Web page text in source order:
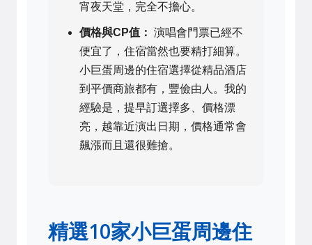
宵夜天堂，完全不擔心。
價格與CP值： 演唱會門票已經不
便宜了，住宿當然也要精打細算。
小巨蛋周邊的住宿選擇從精品酒店
到平價商旅都有，豐儉由人。我的
經驗是，提早訂選擇多、價格漂
亮，越靠近演出日期，價格通常會
飆漲而且還很難搶。
精選10家小巨蛋周邊住